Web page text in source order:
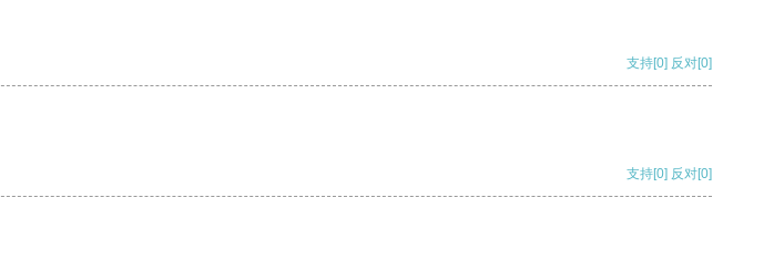
支持[0] 反对[0]
支持[0] 反对[0]